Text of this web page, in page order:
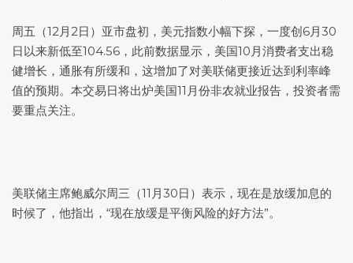
周五（12月2日）亚市盘初， 美元指数小幅下探，一度创6月30
日以来新低至104.56，此前数据显示，美国10月消费者支出稳
健增长，通胀有所缓和，这增加了对美联储更接近达到利率峰
值的预期。本交易日将出炉美国11月份非农就业报告，投资者需
要重点关注。
美联储主席鲍威尔周三（11月30日）表示，现在是放缓加息的
时候了，他指出，“现在放缓是平衡风险的好方法”。